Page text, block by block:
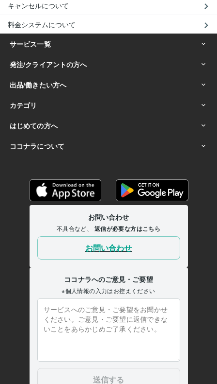
キャンセルについて
料金システムについて